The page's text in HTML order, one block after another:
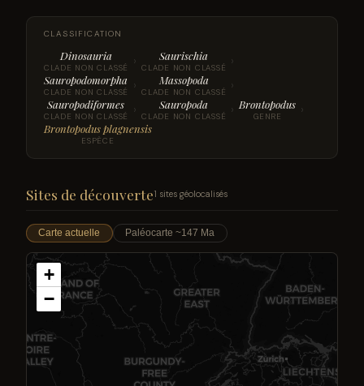
CLASSIFICATION
Dinosauria
CLADE NON CLASSÉ › Saurischia
CLADE NON CLASSÉ ›
Sauropodomorpha
CLADE NON CLASSÉ › Massopoda
CLADE NON CLASSÉ ›
Sauropodiformes
CLADE NON CLASSÉ › Sauropoda
CLADE NON CLASSÉ › Brontopodus
GENRE ›
Brontopodus plagnensis
ESPÈCE
Sites de découverte1 sites géolocalisés
Carte actuelle Paléocarte ~147 Ma
+
−